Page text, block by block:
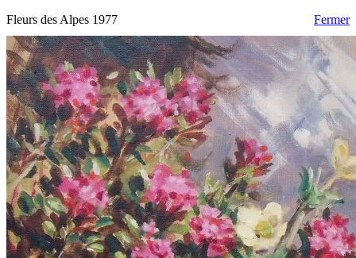
Fermer
Fleurs des Alpes 1977